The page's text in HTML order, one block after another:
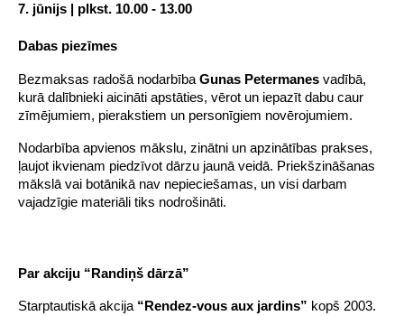
7. jūnijs | plkst. 10.00 - 13.00
Dabas piezīmes
Bezmaksas radošā nodarbība Gunas Petermanes vadībā,
kurā dalībnieki aicināti apstāties, vērot un iepazīt dabu caur
zīmējumiem, pierakstiem un personīgiem novērojumiem.
Nodarbība apvienos mākslu, zinātni un apzinātības prakses,
ļaujot ikvienam piedzīvot dārzu jaunā veidā. Priekšzināšanas
mākslā vai botānikā nav nepieciešamas, un visi darbam
vajadzīgie materiāli tiks nodrošināti.
Par akciju “Randiņš dārzā”
Starptautiskā akcija “Rendez-vous aux jardins” kopš 2003.